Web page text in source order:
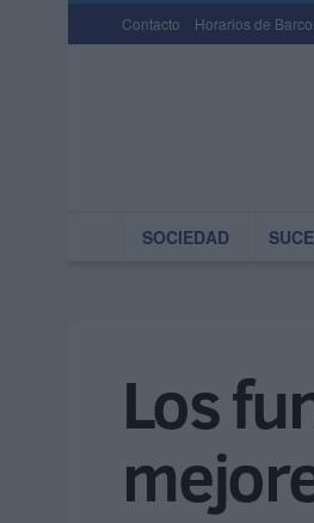
Contacto Horarios de
SOCIEDAD
Los